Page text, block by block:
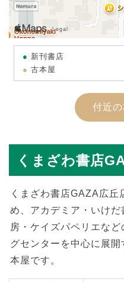
新刊書店
古本屋
付近
くまざわ書店
くまざわ書店GAZA広丘
め、アカデミア・いけ
房・ケイズパペリエな
グセンターを中心に展
本屋です。